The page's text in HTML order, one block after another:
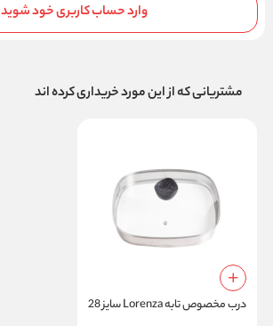
وارد حساب کاربری خود شوید
مشتریانی که از این مورد خریداری کرده اند
درب مخصوص تابه Lorenza سایز 28